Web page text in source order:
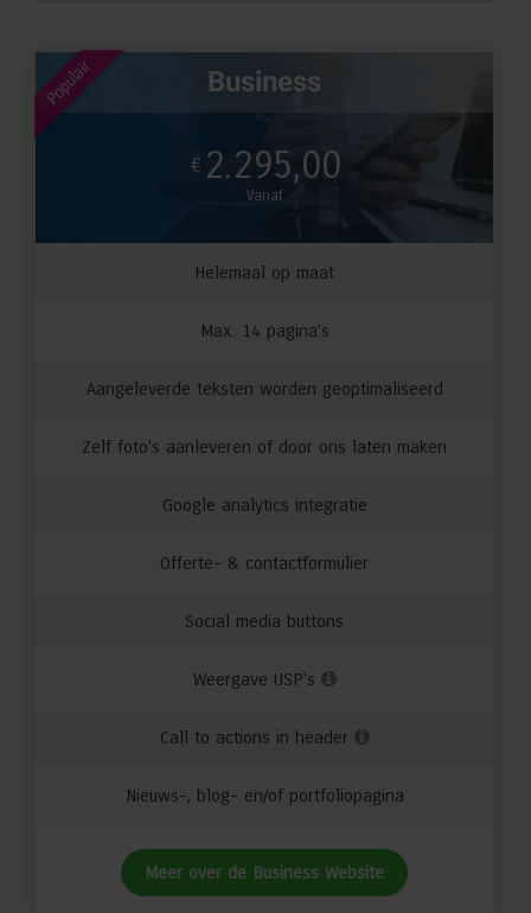
Populair Business
€ 2.295,00
Vanaf
Helemaal op maat
Max. 14 pagina’s
Aangeleverde teksten worden geoptimaliseerd
Zelf foto's aanleveren of door ons laten maken
Google analytics integratie
Offerte- & contactformulier
Social media buttons
Weergave USP's
Call to actions in header
Nieuws-, blog- en/of portfoliopagina
Meer over de Business Website